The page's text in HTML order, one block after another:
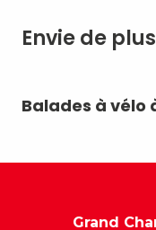
Envie de
Balades à vélo
Grand